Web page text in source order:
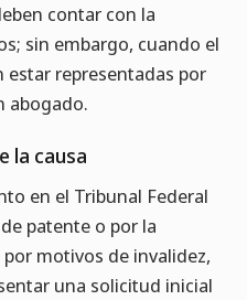
contar con la
sin embargo, cuando el
representadas por
abogado.
la causa
en el Tribunal Federal
patente o por la
motivos de invalidez,
una solicitud inicial